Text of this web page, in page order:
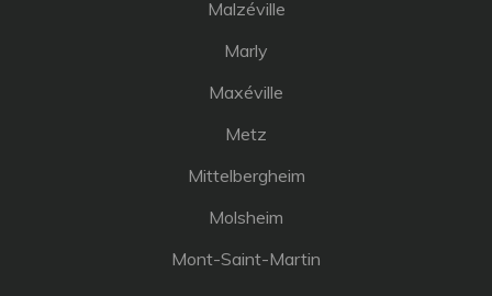
Malzéville
Marly
Maxéville
Metz
Mittelbergheim
Molsheim
Mont-Saint-Martin